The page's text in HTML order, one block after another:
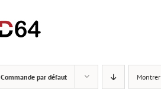
Commande par défaut Montrer